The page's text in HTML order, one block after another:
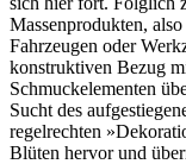
Massenprodukten,
Fahrzeugen oder
konstruktiven Bezug
Schmuckelementen
Sucht des
regelrechten
Blüten hervor und